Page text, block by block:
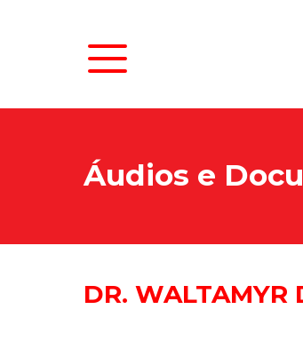
Áudios e
DR. WALTAMYR